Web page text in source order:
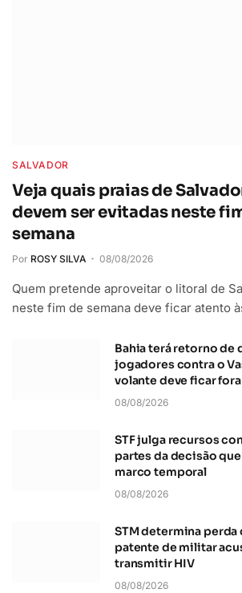
SALVADOR
Veja quais praias de
devem ser evitadas neste
semana
Por ROSY SILVA 08/08/2026
Quem pretende aproveitar o litoral de
neste fim de semana deve ficar atento
Bahia terá retorno de
jogadores contra o
volante deve ficar fora
08/08/2026
STF julga recursos
partes da decisão
marco temporal
08/08/2026
STM determina perda
patente de militar
transmitir HIV
08/08/2026